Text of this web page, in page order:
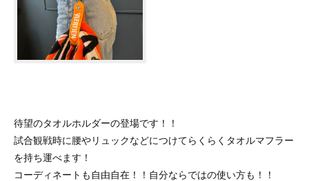
待望のタオルホルダーの登場です！！
試合観戦時に腰やリュックなどにつけてらくらくタオルマフラー
を持ち運べます！
コーディネートも自由自在！！自分ならではの使い方も！！